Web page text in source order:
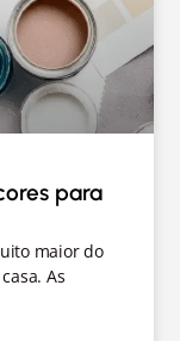
para
maior do
As